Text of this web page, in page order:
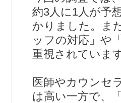
約3人に1人が予
かりました。ま
ッフの対応」や
重視されています
医師やカウンセ
は高い一方で、